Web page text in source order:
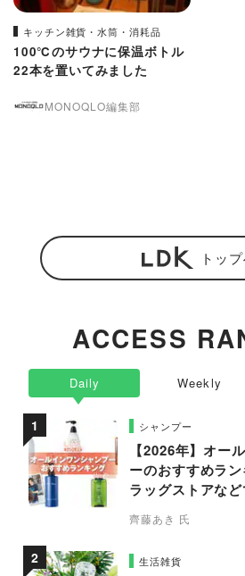
キッチン雑貨・水筒・消耗品
100℃のサウナに保温ボトル
22本を置いてみました
MONOQLO編集部
トッ
ACCESS
Daily
シャンプー
【2026年】オー
ーのおすすめラ
ラッグストアな
齊藤あき 氏
生活雑貨
Weekly